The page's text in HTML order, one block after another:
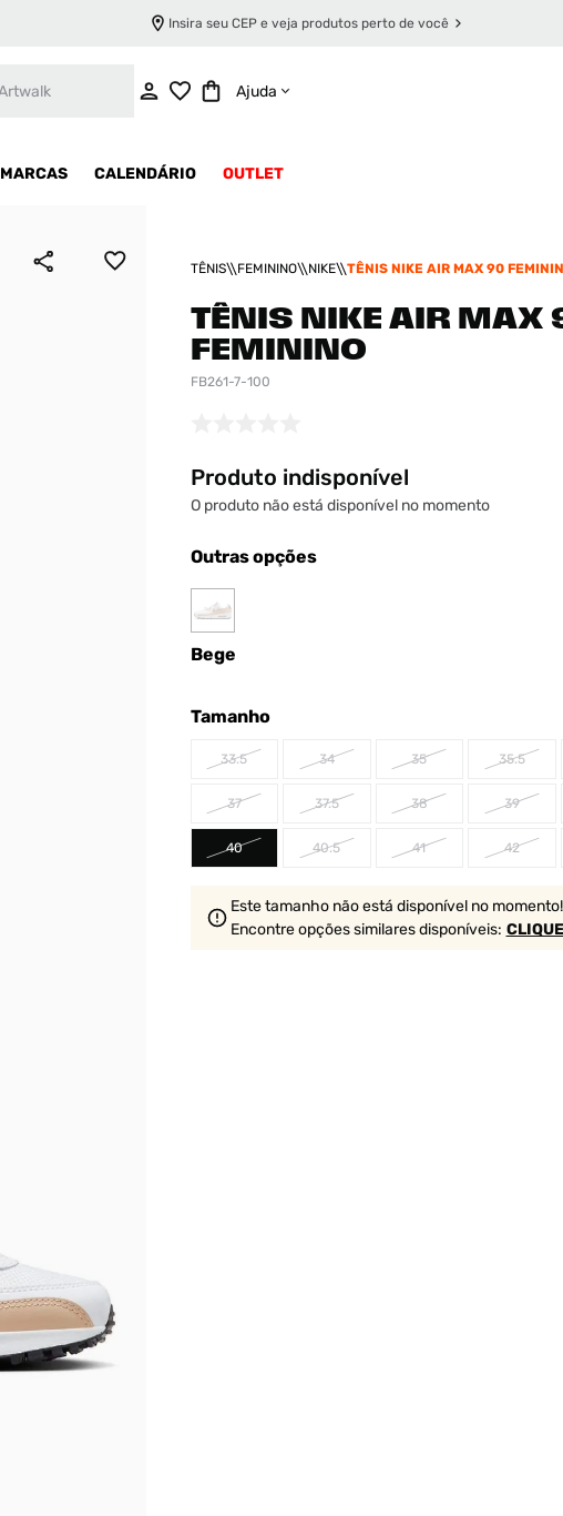
Insira seu CEP e veja produtos perto de você
Ajuda
MARCAS CALENDÁRIO OUTLET
TÊNIS FEMININO NIKE TÊNIS NIKE AIR MAX 90
TÊNIS NIKE AIR MAX
FEMININO
FB261-7-100
Produto indisponível
O produto não está disponível no momento
Outras opções
Bege
Tamanho
33.5 34 35 35.5
37 37.5 38 39
40 40.5 41 42
Este tamanho não está disponível no momento!
Encontre opções similaresdisponíveis: